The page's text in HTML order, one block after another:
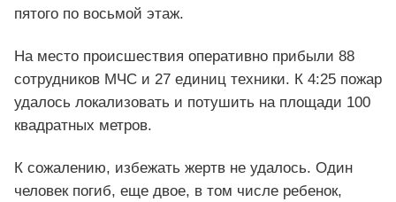
пятого по восьмой этаж.
На место происшествия оперативно прибыли 88
сотрудников МЧС и 27 единиц техники. К 4:25 пожар
удалось локализовать и потушить на площади 100
квадратных метров.
К сожалению, избежать жертв не удалось. Один
человек погиб, еще двое, в том числе ребенок,